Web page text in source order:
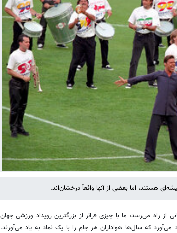
هستند، اما بعضی از آنها واقعاً درخشان‌اند.
از راه می‌رسد، ما با چیزی فراتر از بزرگترین رویداد ورزشی جهان
که سال‌ها هواداران هر جام را با یک نماد به یاد می‌آورند.